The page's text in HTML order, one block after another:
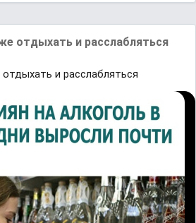
отдыхать и расслабляться
и расслабляться